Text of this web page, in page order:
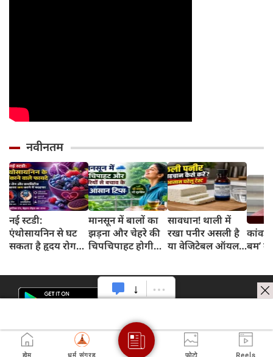
नवीनतम
नई स्टडी:
एंथोसायनिन से घट
सकता है हृदय रोग
मानसून में बालों का
झड़ना और चेहरे की
चिपचिपाहट होगी
ये 5 लाइफस्टाइल
टिप्स
सावधान! थाली में
रखा पनीर असली है
या वेजिटेबल ऑयल
जानें सच्चाई
कांवड़
बम’